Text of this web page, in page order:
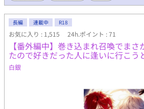
長編 連載中 R18
お気に入り : 1,515 24h.ポイント : 71
【番外編中】巻き込まれ召喚でま
たので好きだった人に逢いに行こう
白銀